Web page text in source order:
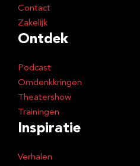
Contact
Zakelijk
Ontdek
Podcast
Omdenkkringen
Theatershow
Trainingen
Inspiratie
Verhalen